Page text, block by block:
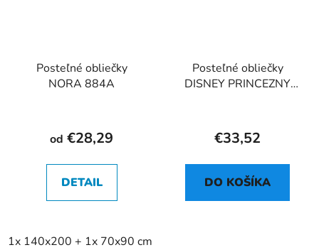
Posteľné obliečky
NORA 884A
od €28,29
DETAIL
1x 140x200 + 1x 70x90 cm
Posteľné obliečky
DISNEY PRINCEZNY
€33,52
DO KOŠÍKA